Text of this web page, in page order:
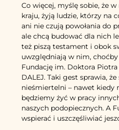
Co więcej, myślę sobie, że
kraju, żyją ludzie, którzy na
ani nie czują powołania do
ale chcą budować dla nich
też piszą testament i obok
uwzględniają w nim,
Fundację im. Doktora Piotra
DALEJ. Taki gest sprawia,
nieśmiertelni – nawet kiedy
będziemy żyć w pracy
naszych podopiecznych. A
wspierać i uszczęśliwiać